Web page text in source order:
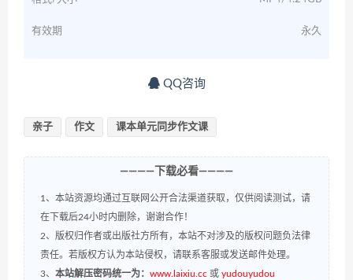
有效期 永久
QQ咨询
亲子 作文 课本单元同步作文课
————下载必看————
1、本站资源均通过互联网公开合法渠道获取，仅供阅读测试，请
在下载后24小时内删除，谢谢合作！
2、版权归作者或出版社方所有，本站不对涉及的版权问题负法律
责任。若版权方认为本站侵权，请联系客服或发送邮件处理。
3、 本站解压密码统一为： www.laixiu.cc 或 yudouyudou